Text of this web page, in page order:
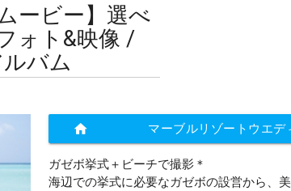
ービー】選べ
ォト&映像 /
バム
home マーブルリゾートウエデ
ガゼボ挙式＋ビーチで撮影＊
海辺での挙式に必要なガゼボの設営から、